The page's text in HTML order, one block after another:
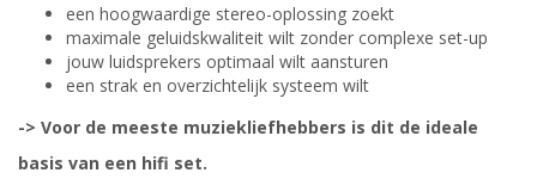
een hoogwaardige stereo-oplossing zoekt
maximale geluidskwaliteit wilt zonder complexe set-up
jouw luidsprekers optimaal wilt aansturen
een strak en overzichtelijk systeem wilt
-> Voor de meeste muziekliefhebbers is dit de ideale
basis van een hifi set.